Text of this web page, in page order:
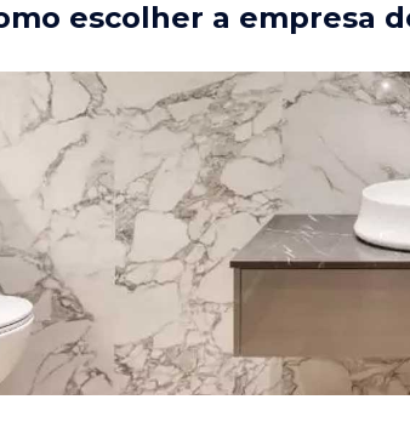
escolher a empresa